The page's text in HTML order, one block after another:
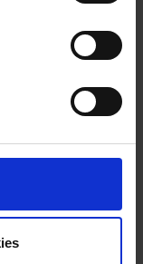
Bahnhof Basel
Vorzugspreis von €
werden. Alle
– eine E-